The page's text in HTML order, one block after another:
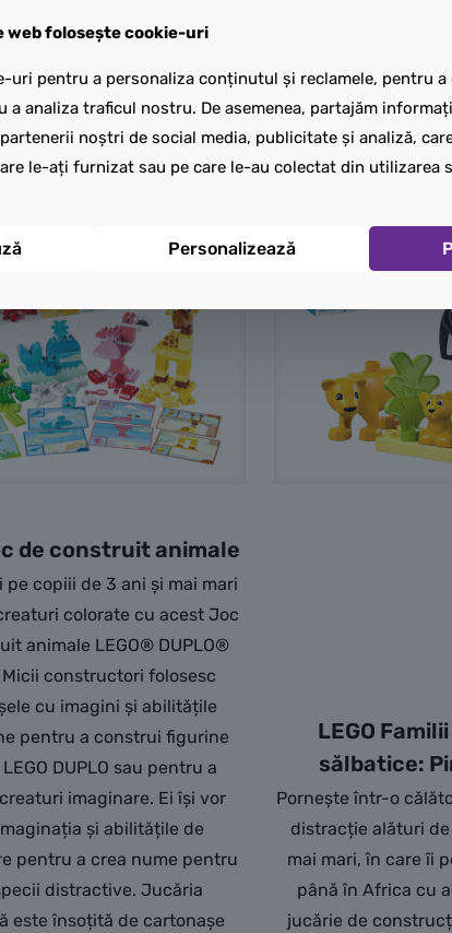
de construit animale
pe copiii de 3 ani și mai mari
colorate cu acest Joc
animale LEGO® DUPLO®
Micii constructori folosesc
cu imagini și abilitățile
pentru a construi figurine
DUPLO sau pentru a
imaginare. Ei își vor
și abilitățile de
pentru a crea nume pentru
distractive. Jucăria
este însoțită de cartonașe
LEGO
sălbatice:
Pornește într-o
distracție alături
mai mari, în care îi
până în Africa cu
jucărie de
web folosește cookie-uri
uri pentru a personaliza conținutul și reclamele, pentru
a analiza traficul nostru. De asemenea, partajăm
noștri de social media, publicitate și analiză,
le-ați furnizat sau pe care le-au colectat din utilizarea
Personalizează